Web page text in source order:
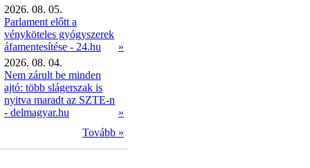
2026. 08. 05.
Parlament előtt a
vényköteles gyógyszerek
áfamentesítése - 24.hu
»
2026. 08. 04.
Nem zárult be minden
ajtó: több slágerszak is
nyitva maradt az SZTE-n
- delmagyar.hu
»
Tovább »